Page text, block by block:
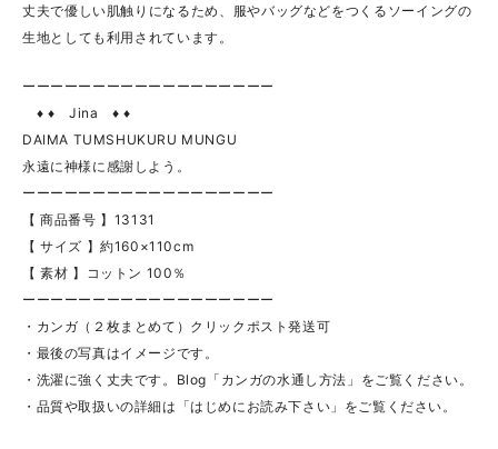
丈夫で優しい肌触りになるため、服やバッグなどをつくるソーイングの
生地としても利用されています。
ーーーーーーーーーーーーーーーーーー
♦ ♦ Jina ♦ ♦
DAIMA TUMSHUKURU MUNGU
永遠に神様に感謝しよう。
ーーーーーーーーーーーーーーーーーー
【 商品番号 】13131
【 サイズ 】約160×110cm
【 素材 】コットン 100％
ーーーーーーーーーーーーーーーーーー
・カンガ（２枚まとめて）クリックポスト発送可
・最後の写真はイメージです。
・洗濯に強く丈夫です。Blog「カンガの水通し方法」をご覧ください。
・品質や取扱いの詳細は「はじめにお読み下さい」をご覧ください。